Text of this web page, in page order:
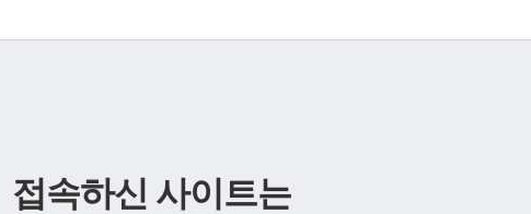
접속하신 사이트는